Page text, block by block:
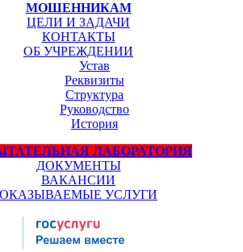
МОШЕННИКАМ
ЦЕЛИ И ЗАДАЧИ
КОНТАКТЫ
ОБ УЧРЕЖДЕНИИ
Устав
Реквизиты
Структура
Руководство
История
ЛАБОРАТОРИЯ
ДОКУМЕНТЫ
ВАКАНСИИ
ОКАЗЫВАЕМЫЕ УСЛУГИ